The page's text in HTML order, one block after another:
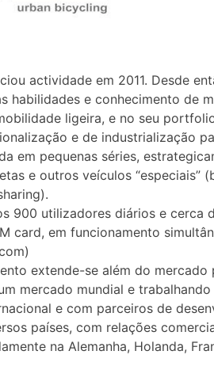
actividade em 2011. Desde
habilidades e conhecimento de
ligeira, e no seu
e de industrialização
em pequenas séries,
e outros veículos “especiais”
900 utilizadores diários e cerca
card, em funcionamento
extende-se além do mercado
mercado mundial e
e com parceiros de
países, com relações
na Alemanha, Holanda,